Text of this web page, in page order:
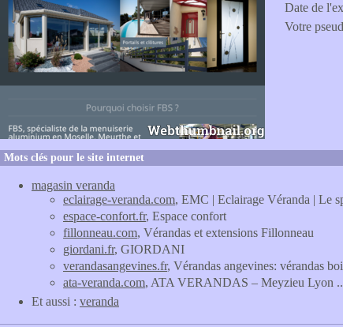
Date de
Votre
Mots clés pour le site internet
magasin veranda
eclairage-veranda.com, EMC | Eclairage Véranda | Le
espace-confort.fr, Espace confort
fillonneau.com, Vérandas et extensions Fillonneau
giordani.fr, GIORDANI
verandasangevines.fr, Vérandas angevines: vérandas
ata-veranda.com, ATA VERANDAS – Meyzieu Lyon
Et aussi : veranda